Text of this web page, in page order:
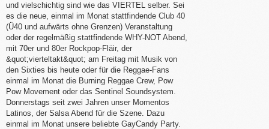
und vielschichtig sind wie das VIERTEL selber. Sei
es die neue, einmal im Monat stattfindende Club 40
(Ü40 und aufwärts ohne Grenzen) Veranstaltung
oder der regelmäßig stattfindende WHY-NOT Abend,
mit 70er und 80er Rockpop-Fläir, der
&quot;vierteltakt&quot; am Freitag mit Musik von
den Sixties bis heute oder für die Reggae-Fans
einmal im Monat die Burning Reggae Crew, Pow
Pow Movement oder das Sentinel Soundsystem.
Donnerstags seit zwei Jahren unser Momentos
Latinos, der Salsa Abend für die Szene. Dazu
einmal im Monat unsere beliebte GayCandy Party.